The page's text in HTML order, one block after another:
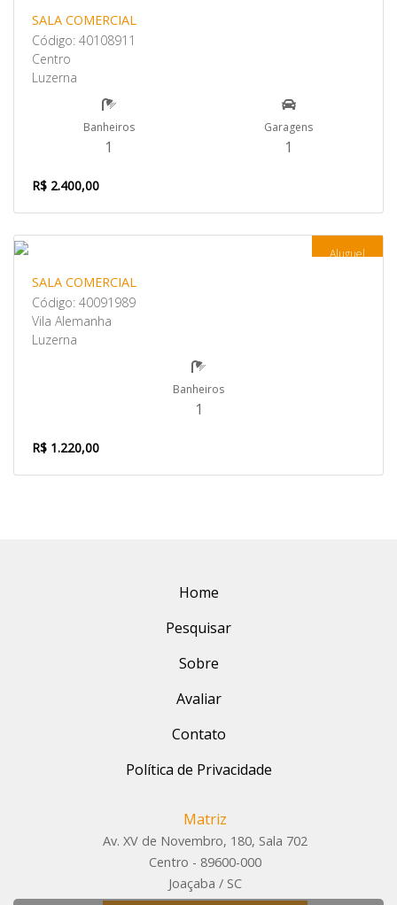
SALA COMERCIAL
Código: 40108911
Centro
Luzerna
Banheiros
1
Garagens
1
R$ 2.400,00
Aluguel
SALA COMERCIAL
Código: 40091989
Vila Alemanha
Luzerna
Banheiros
1
R$ 1.220,00
Home
Pesquisar
Sobre
Avaliar
Contato
Política de Privacidade
Matriz
Av. XV de Novembro, 180, Sala 702
Centro - 89600-000
Joaçaba / SC